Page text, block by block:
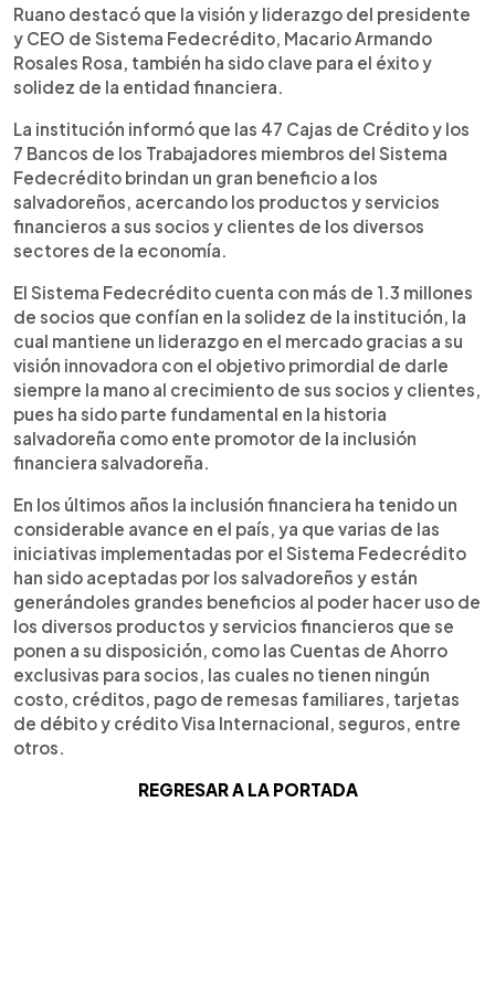
Ruano destacó que la visión y liderazgo del presidente
y CEO de Sistema Fedecrédito, Macario Armando
Rosales Rosa, también ha sido clave para el éxito y
solidez de la entidad financiera.
La institución informó que las 47 Cajas de Crédito y los
7 Bancos de los Trabajadores miembros del Sistema
Fedecrédito brindan un gran beneficio a los
salvadoreños, acercando los productos y servicios
financieros a sus socios y clientes de los diversos
sectores de la economía.
El Sistema Fedecrédito cuenta con más de 1.3 millones
de socios que confían en la solidez de la institución, la
cual mantiene un liderazgo en el mercado gracias a su
visión innovadora con el objetivo primordial de darle
siempre la mano al crecimiento de sus socios y clientes,
pues ha sido parte fundamental en la historia
salvadoreña como ente promotor de la inclusión
financiera salvadoreña.
En los últimos años la inclusión financiera ha tenido un
considerable avance en el país, ya que varias de las
iniciativas implementadas por el Sistema Fedecrédito
han sido aceptadas por los salvadoreños y están
generándoles grandes beneficios al poder hacer uso de
los diversos productos y servicios financieros que se
ponen a su disposición, como las Cuentas de Ahorro
exclusivas para socios, las cuales no tienen ningún
costo, créditos, pago de remesas familiares, tarjetas
de débito y crédito Visa Internacional, seguros, entre
otros.
REGRESAR A LA PORTADA